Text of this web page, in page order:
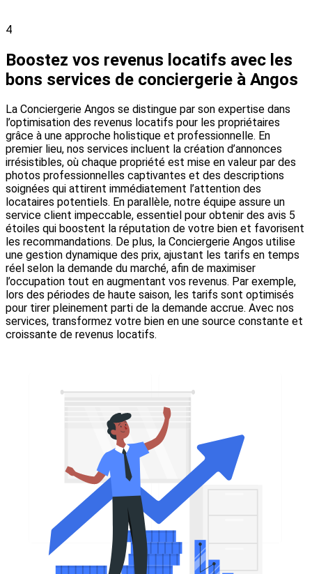
4
Boostez vos revenus locatifs avec les
bons services de conciergerie à Angos
La Conciergerie Angos se distingue par son expertise dans
l’optimisation des revenus locatifs pour les propriétaires
grâce à une approche holistique et professionnelle. En
premier lieu, nos services incluent la création d’annonces
irrésistibles, où chaque propriété est mise en valeur par des
photos professionnelles captivantes et des descriptions
soignées qui attirent immédiatement l’attention des
locataires potentiels. En parallèle, notre équipe assure un
service client impeccable, essentiel pour obtenir des avis 5
étoiles qui boostent la réputation de votre bien et favorisent
les recommandations. De plus, la Conciergerie Angos utilise
une gestion dynamique des prix, ajustant les tarifs en temps
réel selon la demande du marché, afin de maximiser
l’occupation tout en augmentant vos revenus. Par exemple,
lors des périodes de haute saison, les tarifs sont optimisés
pour tirer pleinement parti de la demande accrue. Avec nos
services, transformez votre bien en une source constante et
croissante de revenus locatifs.